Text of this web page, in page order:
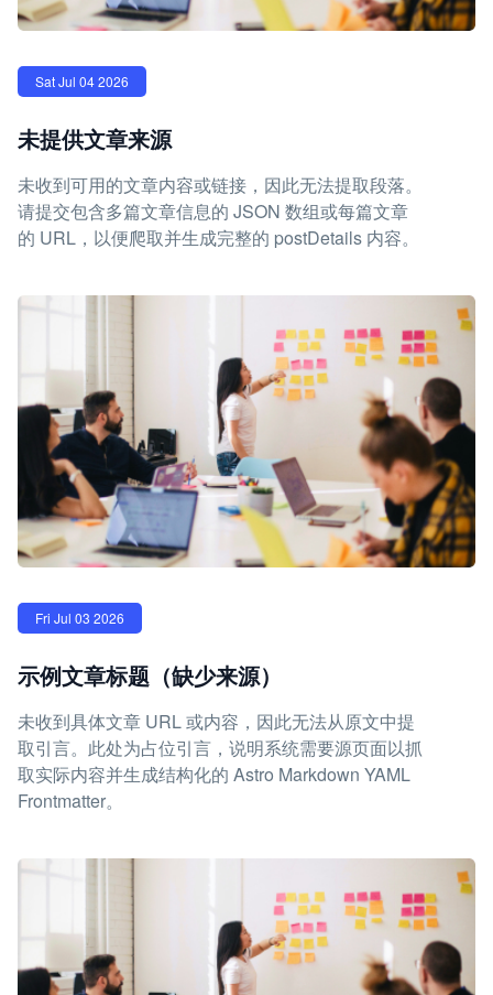
Sat Jul 04 2026
未提供文章来源
未收到可用的文章内容或链接，因此无法提取段落。
请提交包含多篇文章信息的 JSON 数组或每篇文章
的 URL，以便爬取并生成完整的 postDetails 内容。
Fri Jul 03 2026
示例文章标题（缺少来源）
未收到具体文章 URL 或内容，因此无法从原文中提
取引言。此处为占位引言，说明系统需要源页面以抓
取实际内容并生成结构化的 Astro Markdown YAML
Frontmatter。